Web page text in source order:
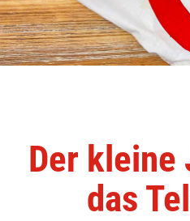
Der kleine
das